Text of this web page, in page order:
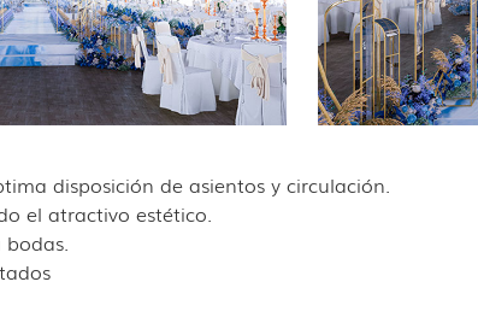
disposición de asientos y circulación.
el atractivo estético.